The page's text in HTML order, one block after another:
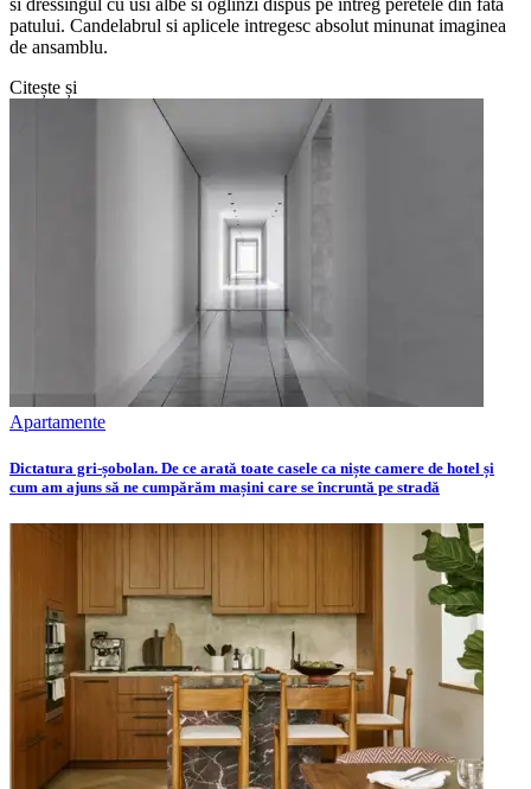
patului. Candelabrul si aplicele intregesc absolut minunat imaginea
de ansamblu.
Citește și
Apartamente
Dictatura gri-șobolan. De ce arată toate casele ca niște camere de hotel și
cum am ajuns să ne cumpărăm mașini care se încruntă pe stradă